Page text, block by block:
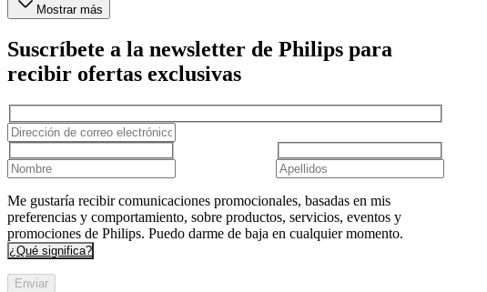
Mostrar más
Suscríbete a la newsletter de Philips para
recibir ofertas exclusivas
Me gustaría recibir comunicaciones promocionales, basadas en mis
preferencias y comportamiento, sobre productos, servicios, eventos y
promociones de Philips. Puedo darme de baja en cualquier momento.
¿Qué significa?
Enviar